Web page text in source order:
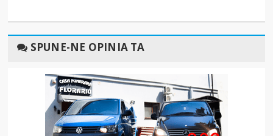
SPUNE-NE OPINIA TA